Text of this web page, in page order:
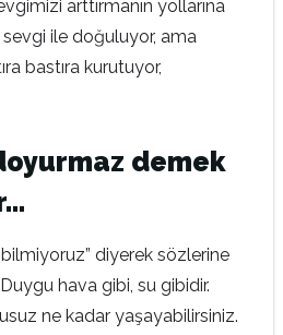
arttırmanın yollarına
ile doğuluyor, ama
bastıra kurutuyor,
demek
bilmiyoruz” diyerek sözlerine
hava gibi, su gibidir.
ne kadar yaşayabilirsiniz.